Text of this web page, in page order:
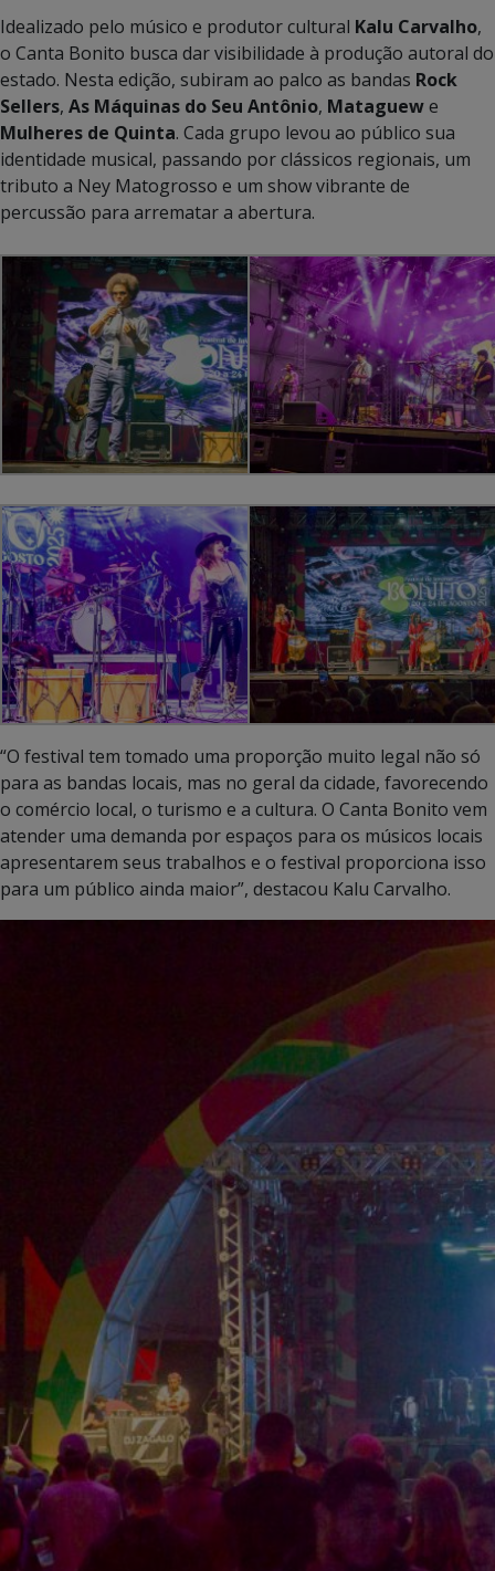
Idealizado pelo músico e produtor cultural Kalu Carvalho,
o Canta Bonito busca dar visibilidade à produção autoral do
estado. Nesta edição, subiram ao palco as bandas Rock
Sellers, As Máquinas do Seu Antônio, Mataguewe
Mulheres de Quinta. Cada grupo levou ao público sua
identidade musical, passando por clássicos regionais, um
tributo a Ney Matogrosso e um show vibrante de
percussão para arrematar a abertura.
“O festival tem tomado uma proporção muito legal não só
para as bandas locais, mas no geral da cidade, favorecendo
o comércio local, o turismo e a cultura. O Canta Bonito vem
atender uma demanda por espaços para os músicos locais
apresentarem seus trabalhos e o festival proporciona isso
para um público ainda maior”, destacou Kalu Carvalho.